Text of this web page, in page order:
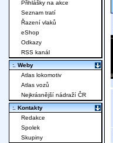
Přihlášky na akce
Seznam tratí
Řazení vlaků
eShop
Odkazy
RSS kanál
:. Weby
Atlas lokomotiv
Atlas vozů
Nejkrásnější nádraží ČR
:. Kontakty
Redakce
Spolek
Skupiny